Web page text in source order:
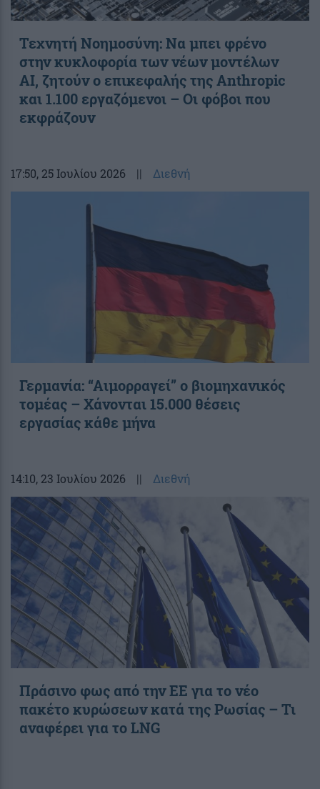
Τεχνητή Νοημοσύνη: Να μπει φρένο
στην κυκλοφορία των νέων μοντέλων
AI, ζητούν ο επικεφαλής της Anthropic
και 1.100 εργαζόμενοι – Οι φόβοι που
εκφράζουν
17:50, 25 Ιουλίου 2026 || Διεθνή
Γερμανία: “Αιμορραγεί” ο βιομηχανικός
τομέας – Χάνονται 15.000 θέσεις
εργασίας κάθε μήνα
14:10, 23 Ιουλίου 2026 || Διεθνή
Πράσινο φως από την ΕΕ για το νέο
πακέτο κυρώσεων κατά της Ρωσίας – Τι
αναφέρει για το LNG